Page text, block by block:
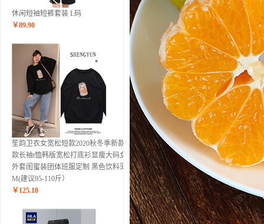
休闲短袖短裤套装 L码
￥89.90
笙韵卫衣女宽松短款2020秋冬季新款薄
款长袖t恤韩版宽松打底衫显瘦大码女装
外套闺蜜装团体班服定制 黑色饮料薄款
M(建议95-110斤）
￥ 125.10